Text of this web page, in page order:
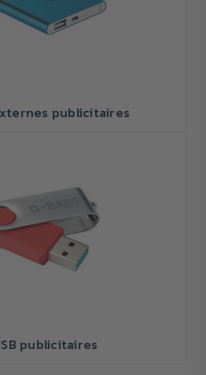
publicitaires
publicitaires